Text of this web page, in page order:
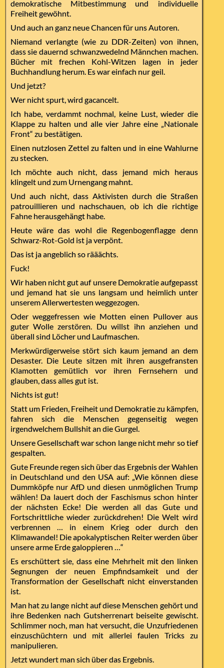
demokratische Mitbestimmung und individuelle
Freiheit gewöhnt.
Und auch an ganz neue Chancen für uns Autoren.
Niemand verlangte (wie zu DDR-Zeiten) von ihnen,
dass sie dauernd schwanzwedelnd Männchen machen.
Bücher mit frechen Kohl-Witzen lagen in jeder
Buchhandlung herum. Es war einfach nur geil.
Und jetzt?
Wer nicht spurt, wird gacancelt.
Ich habe, verdammt nochmal, keine Lust, wieder die
Klappe zu halten und alle vier Jahre eine „Nationale
Front“ zu bestätigen.
Einen nutzlosen Zettel zu falten und in eine Wahlurne
zu stecken.
Ich möchte auch nicht, dass jemand mich heraus
klingelt und zum Urnengang mahnt.
Und auch nicht, dass Aktivisten durch die Straßen
patrouillieren und nachschauen, ob ich die richtige
Fahne herausgehängt habe.
Heute wäre das wohl die Regenbogenflagge denn
Schwarz-Rot-Gold ist ja verpönt.
Das ist ja angeblich so rääächts.
Fuck!
Wir haben nicht gut auf unsere Demokratie aufgepasst
und jemand hat sie uns langsam und heimlich unter
unserem Allerwertesten weggezogen.
Oder weggefressen wie Motten einen Pullover aus
guter Wolle zerstören. Du willst ihn anziehen und
überall sind Löcher und Laufmaschen.
Merkwürdigerweise stört sich kaum jemand an dem
Desaster. Die Leute sitzen mit ihren ausgefransten
Klamotten gemütlich vor ihren Fernsehern und
glauben, dass alles gut ist.
Nichts ist gut!
Statt um Frieden, Freiheit und Demokratie zu kämpfen,
fahren sich die Menschen gegenseitig wegen
irgendwelchem Bullshit an die Gurgel.
Unsere Gesellschaft war schon lange nicht mehr so tief
gespalten.
Gute Freunde regen sich über das Ergebnis der Wahlen
in Deutschland und den USA auf: „Wie können diese
Dummköpfe nur AfD und diesen unmöglichen Trump
wählen! Da lauert doch der Faschismus schon hinter
der nächsten Ecke! Die werden all das Gute und
Fortschrittliche wieder zurückdrehen! Die Welt wird
verbrennen … in einem Krieg oder durch den
Klimawandel! Die apokalyptischen Reiter werden über
unsere arme Erde galoppieren …“
Es erschüttert sie, dass eine Mehrheit mit den linken
Segnungen der neuen Empfindsamkeit und der
Transformation der Gesellschaft nicht einverstanden
ist.
Man hat zu lange nicht auf diese Menschen gehört und
ihre Bedenken nach Gutsherrenart beiseite gewischt.
Schlimmer noch, man hat versucht, die Unzufriedenen
einzuschüchtern und mit allerlei faulen Tricks zu
manipulieren.
Jetzt wundert man sich über das Ergebnis.